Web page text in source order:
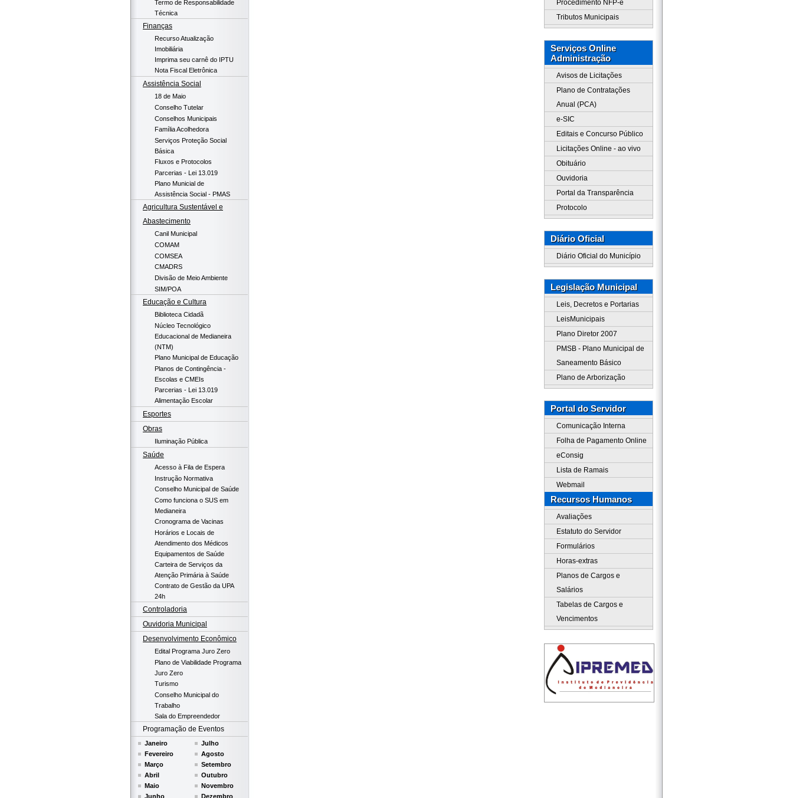
Termo de Responsabilidade
Técnica
Finanças
Recurso Atualização
Imobiliária
Imprima seu carnê do IPTU
Nota Fiscal Eletrônica
Assistência Social
18 de Maio
Conselho Tutelar
Conselhos Municipais
Família Acolhedora
Serviços Proteção Social
Básica
Fluxos e Protocolos
Parcerias - Lei 13.019
Plano Municial de
Assistência Social - PMAS
Agricultura Sustentável e
Abastecimento
Canil Municipal
COMAM
COMSEA
CMADRS
Divisão de Meio Ambiente
SIM/POA
Educação e Cultura
Biblioteca Cidadã
Núcleo Tecnológico
Educacional de Medianeira
(NTM)
Plano Municipal de Educação
Planos de Contingência -
Escolas e CMEIs
Parcerias - Lei 13.019
Alimentação Escolar
Esportes
Obras
Iluminação Pública
Saúde
Acesso à Fila de Espera
Instrução Normativa
Conselho Municipal de Saúde
Como funciona o SUS em
Medianeira
Cronograma de Vacinas
Horários e Locais de
Atendimento dos Médicos
Equipamentos de Saúde
Carteira de Serviços da
Atenção Primária à Saúde
Contrato de Gestão da UPA
24h
Controladoria
Ouvidoria Municipal
Desenvolvimento Econômico
Edital Programa Juro Zero
Plano de Viabilidade Programa
Juro Zero
Turismo
Conselho Municipal do
Trabalho
Sala do Empreendedor
Programação de Eventos
Janeiro
Fevereiro
Março
Abril
Maio
Junho
Julho
Agosto
Setembro
Outubro
Novembro
Dezembro
Procedimento NFP-e
Tributos Municipais
Serviços Online
Administração
Avisos de Licitações
Plano de Contratações
Anual (PCA)
e-SIC
Editais e Concurso Público
Licitações Online - ao vivo
Obituário
Ouvidoria
Portal da Transparência
Protocolo
Diário Oficial
Diário Oficial do Município
Legislação Municipal
Leis, Decretos e Portarias
LeisMunicipais
Plano Diretor 2007
PMSB - Plano Municipal de
Saneamento Básico
Plano de Arborização
Portal do Servidor
Comunicação Interna
Folha de Pagamento Online
eConsig
Lista de Ramais
Webmail
Recursos Humanos
Avaliações
Estatuto do Servidor
Formulários
Horas-extras
Planos de Cargos e
Salários
Tabelas de Cargos e
Vencimentos